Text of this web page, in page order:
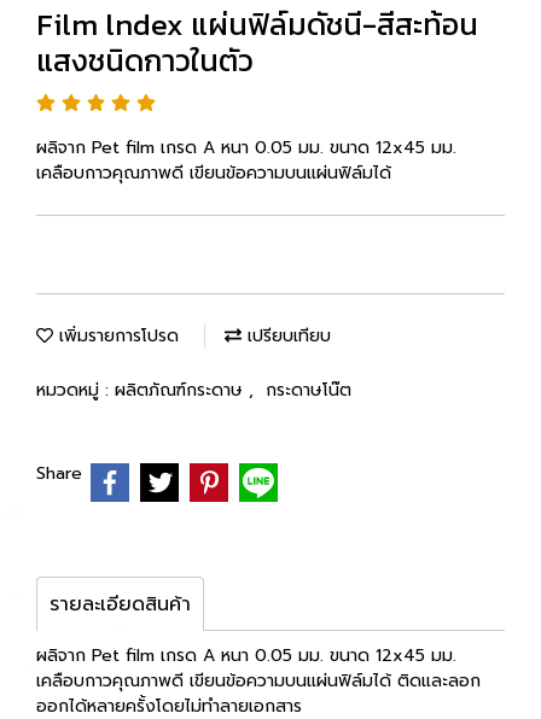
Film lndex แผ่นฟิล์มดัชนี-สีสะท้อน
แสงชนิดกาวในตัว
ผลิจาก Pet film เกรด A หนา 0.05 มม. ขนาด 12x45 มม.
เคลือบกาวคุณภาพดี เขียนข้อความบนแผ่นฟิล์มได้
เพิ่มรายการโปรด เปรียบเทียบ
หมวดหมู่ : ผลิตภัณฑ์กระดาษ , กระดาษโน๊ต
Share
รายละเอียดสินค้า
ผลิจาก Pet film เกรด A หนา 0.05 มม. ขนาด 12x45 มม.
เคลือบกาวคุณภาพดี เขียนข้อความบนแผ่นฟิล์มได้ ติดและลอก
ออกได้หลายครั้งโดยไม่ทำลายเอกสาร